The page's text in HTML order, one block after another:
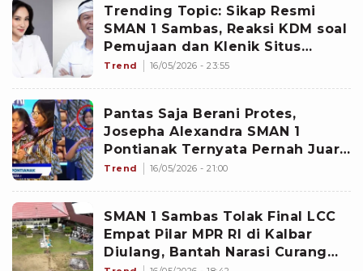
Trending Topic: Sikap Resmi
SMAN 1 Sambas, Reaksi KDM soal
Pemujaan dan Klenik Situs
Sejarah, Sherly Tjoanda Sentil
Trend 16/05/2026 - 23:55
Pantas Saja Berani Protes,
Josepha Alexandra SMAN 1
Pontianak Ternyata Pernah Juara
1 LCC Kalbar hingga Lolos
Trend 16/05/2026 - 21:00
SMAN 1 Sambas Tolak Final LCC
Empat Pilar MPR RI di Kalbar
Diulang, Bantah Narasi Curang